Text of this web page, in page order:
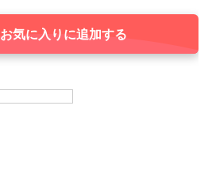
お気に入りに追加する